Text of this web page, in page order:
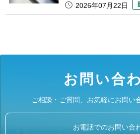
2026年07月22日
お問い合
ご相談・ご質問、お気軽にお問い
お電話でのお問い合